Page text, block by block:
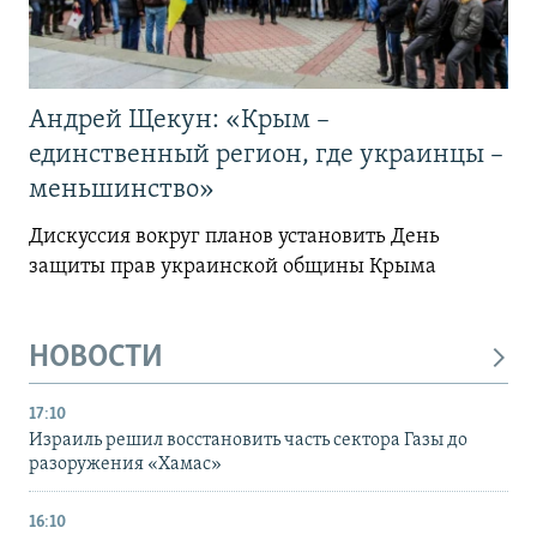
Андрей Щекун: «Крым –
единственный регион, где украинцы –
меньшинство»
Дискуссия вокруг планов установить День
защиты прав украинской общины Крыма
НОВОСТИ
17:10
Израиль решил восстановить часть сектора Газы до
разоружения «Хамас»
16:10